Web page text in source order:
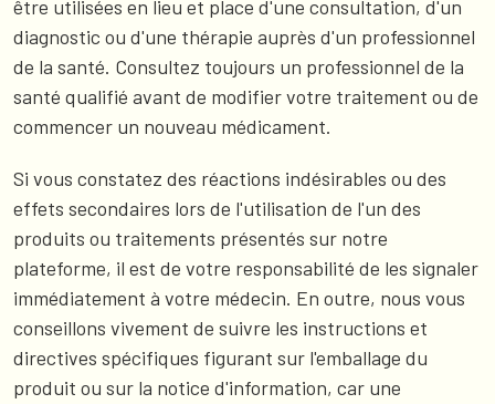
être utilisées en lieu et place d'une consultation, d'un
diagnostic ou d'une thérapie auprès d'un professionnel
de la santé. Consultez toujours un professionnel de la
santé qualifié avant de modifier votre traitement ou de
commencer un nouveau médicament.
Si vous constatez des réactions indésirables ou des
effets secondaires lors de l'utilisation de l'un des
produits ou traitements présentés sur notre
plateforme, il est de votre responsabilité de les signaler
immédiatement à votre médecin. En outre, nous vous
conseillons vivement de suivre les instructions et
directives spécifiques figurant sur l'emballage du
produit ou sur la notice d'information, car une